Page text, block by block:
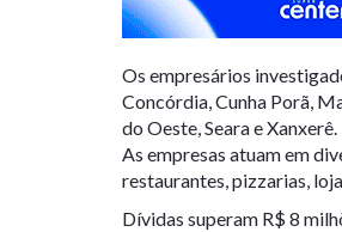
Os empresários
Concórdia, Cunha Porã,
do Oeste, Seara e Xanxerê.
As empresas atuam em
restaurantes, pizzarias,
Dívidas superam R$ 8